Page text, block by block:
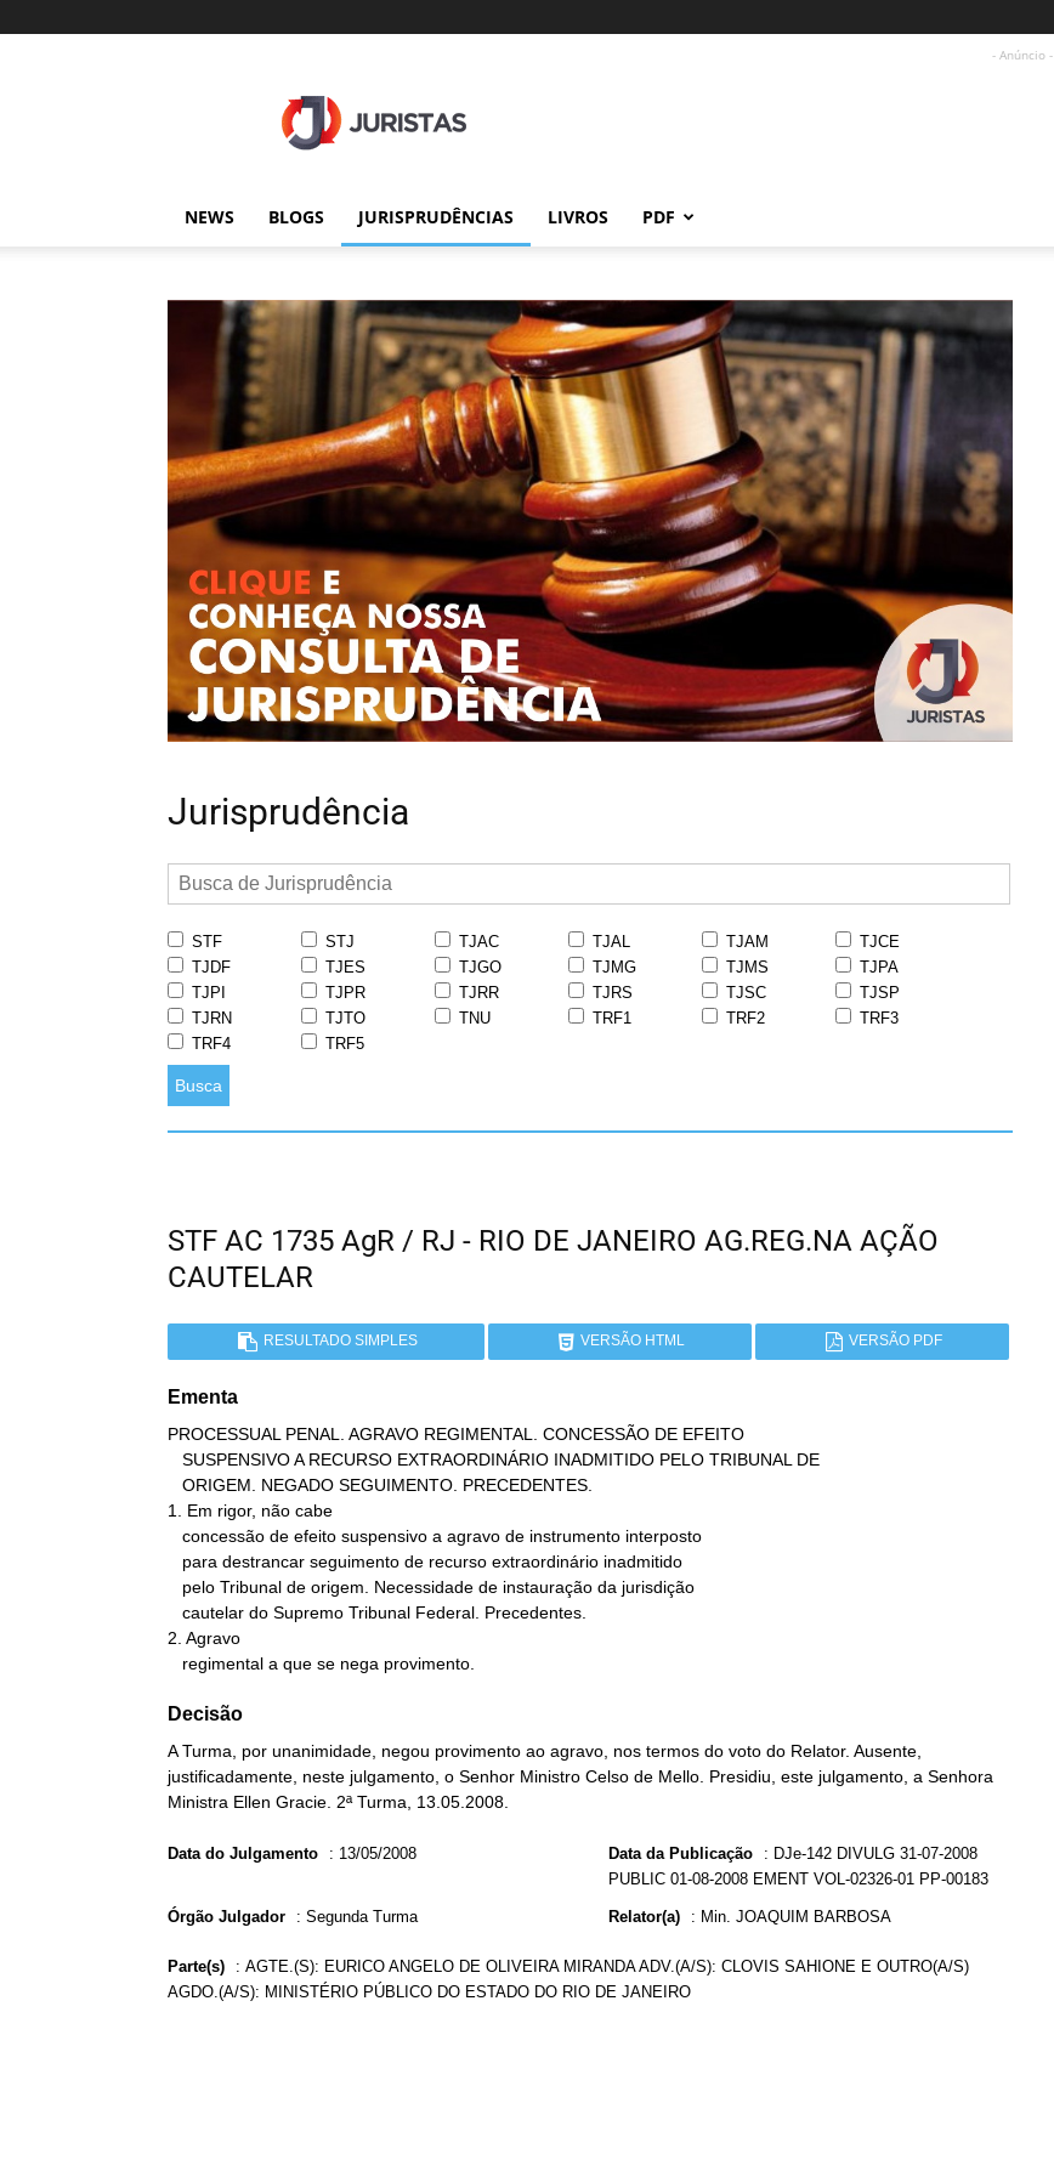
- Anúncio -
NEWS BLOGS JURISPRUDÊNCIAS LIVROS PDF
Jurisprudência
STF STJ TJAC TJAL TJAM
TJCE
TJDF
TJES TJGO TJMG TJMS
TJPA
TJPI
TJPR TJRR TJRS TJSC
TJSP
TJRN
TJTO TNU TRF1 TRF2
TRF3
TRF4
TRF5
Busca
STF AC 1735 AgR / RJ - RIO DE JANEIRO AG.REG.NA AÇÃO
CAUTELAR
RESULTADO SIMPLES VERSÃO HTML VERSÃO PDF
Ementa
PROCESSUAL PENAL. AGRAVO REGIMENTAL. CONCESSÃO DE EFEITO
1. Em rigor, não cabe
2. Agravo
   regimental a que se nega provimento.
Decisão
A Turma, por unanimidade, negou provimento ao agravo, nos termos do voto do Relator. Ausente,
justificadamente, neste julgamento, o Senhor Ministro Celso de Mello. Presidiu, este julgamento, a Senhora
Ministra Ellen Gracie. 2ª Turma, 13.05.2008.
Data do Julgamento : 13/05/2008 Data da Publicação : DJe-142 DIVULG 31-07-2008
PUBLIC 01-08-2008 EMENT VOL-02326-01 PP-00183
Órgão Julgador : Segunda Turma Relator(a) : Min. JOAQUIM BARBOSA
Parte(s) : AGTE.(S): EURICO ANGELO DE OLIVEIRA MIRANDA ADV.(A/S): CLOVIS SAHIONE E OUTRO(A/S)
AGDO.(A/S): MINISTÉRIO PÚBLICO DO ESTADO DO RIO DE JANEIRO